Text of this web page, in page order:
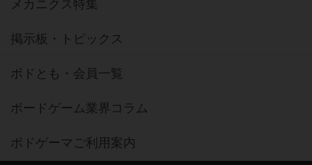
メカニクス特集
掲示板・トピックス
ボドとも・会員一覧
ボードゲーム業界コラム
ボドゲーマご利用案内